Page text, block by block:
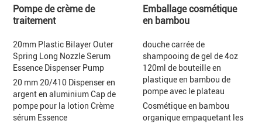
Pompe de crème de
traitement
20mm Plastic Bilayer Outer
Spring Long Nozzle Serum
Essence Dispenser Pump
20 mm 20/410 Dispenser en
argent en aluminium Cap de
pompe pour la lotion Crème
sérum Essence
Emballage cosmétique
en bambou
douche carrée de
shampooing de gel de 4oz
120ml de bouteille en
plastique en bambou de
pompe avec le plateau
Cosmétique en bambou
organique empaquetant les